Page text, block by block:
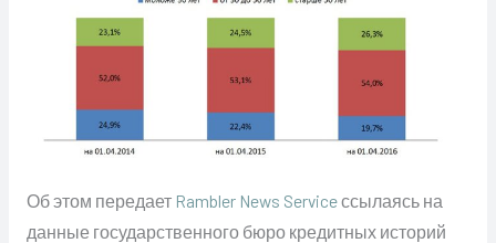
Об этом передает Rambler News Serviceссылаясь на
данные государственного бюро кредитных историй